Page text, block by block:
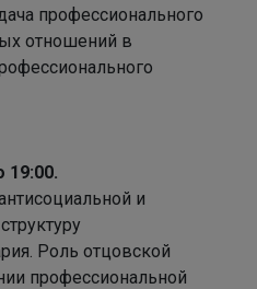
профессионального
отношений в
19:00.
и
Роль отцовской
профессиональной